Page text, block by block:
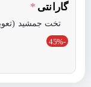
گارانتی
تخت جمشید (تعویض تا
-45%